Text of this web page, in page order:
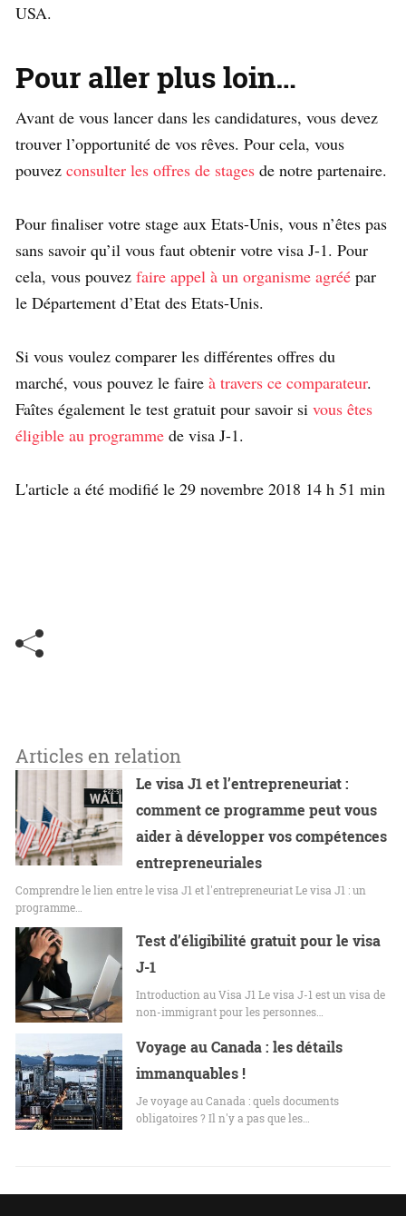
USA.
Pour aller plus loin…
Avant de vous lancer dans les candidatures, vous devez
trouver l’opportunité de vos rêves. Pour cela, vous
pouvez consulter les offres de stages de notre partenaire.
Pour finaliser votre stage aux Etats-Unis, vous n’êtes pas
sans savoir qu’il vous faut obtenir votre visa J-1. Pour
cela, vous pouvez faire appel à un organisme agréé par
le Département d’Etat des Etats-Unis.
Si vous voulez comparer les différentes offres du
marché, vous pouvez le faire à travers ce comparateur.
Faîtes également le test gratuit pour savoir si vous êtes
éligible au programme de visa J-1.
L'article a été modifié le 29 novembre 2018 14 h 51 min
Articles en relation
Le visa J1 et l’entrepreneuriat :
comment ce programme peut vous
aider à développer vos compétences
entrepreneuriales
Comprendre le lien entre le visa J1 et l'entrepreneuriat Le visa J1 : un
programme…
Test d’éligibilité gratuit pour le visa
J-1
Introduction au Visa J1 Le visa J-1 est un visa de
non-immigrant pour les personnes…
Voyage au Canada : les détails
immanquables !
Je voyage au Canada : quels documents
obligatoires ? Il n'y a pas que les…